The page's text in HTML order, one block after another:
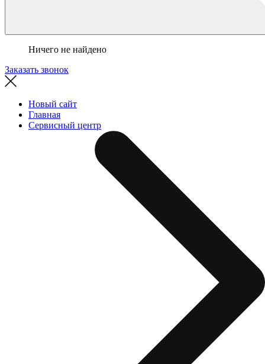
Ничего не найдено
Заказать звонок
Новый сайт
Главная
Сервисный центр